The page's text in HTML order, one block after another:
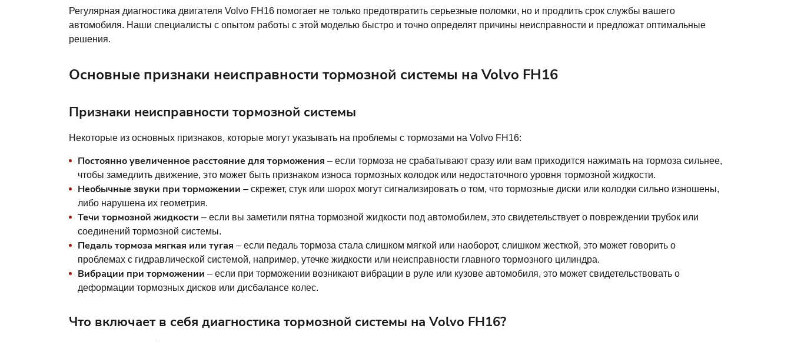
Регулярная диагностика двигателя Volvo FH16 помогает не только предотвратить серьезные поломки, но и продлить срок службы вашего
автомобиля. Наши специалисты с опытом работы с этой моделью быстро и точно определят причины неисправности и предложат оптимальные
решения.
Основные признаки неисправности тормозной системы на Volvo FH16
Признаки неисправности тормозной системы
Некоторые из основных признаков, которые могут указывать на проблемы с тормозами на Volvo FH16:
Постоянно увеличенное расстояние для торможения – если тормоза не срабатывают сразу или вам приходится нажимать на тормоза сильнее,
чтобы замедлить движение, это может быть признаком износа тормозных колодок или недостаточного уровня тормозной жидкости.
Необычные звуки при торможении – скрежет, стук или шорох могут сигнализировать о том, что тормозные диски или колодки сильно изношены,
либо нарушена их геометрия.
Течи тормозной жидкости – если вы заметили пятна тормозной жидкости под автомобилем, это свидетельствует о повреждении трубок или
соединений тормозной системы.
Педаль тормоза мягкая или тугая – если педаль тормоза стала слишком мягкой или наоборот, слишком жесткой, это может говорить о
проблемах с гидравлической системой, например, утечке жидкости или неисправности главного тормозного цилиндра.
Вибрации при торможении – если при торможении возникают вибрации в руле или кузове автомобиля, это может свидетельствовать о
деформации тормозных дисков или дисбалансе колес.
Что включает в себя диагностика тормозной системы на Volvo FH16?